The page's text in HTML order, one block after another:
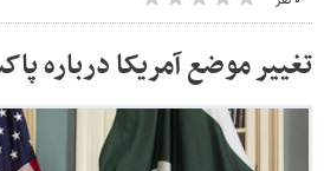
تغییر موضع آمریکا درباره